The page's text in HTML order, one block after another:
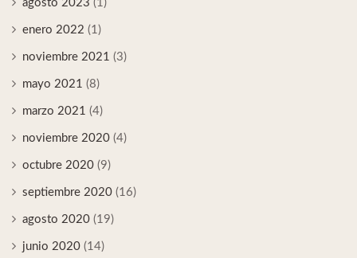
agosto 2023 (1)
enero 2022 (1)
noviembre 2021 (3)
mayo 2021 (8)
marzo 2021 (4)
noviembre 2020 (4)
octubre 2020 (9)
septiembre 2020 (16)
agosto 2020 (19)
junio 2020 (14)